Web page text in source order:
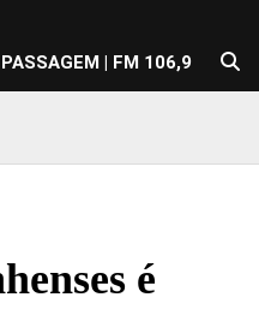
| FM 106,9
é